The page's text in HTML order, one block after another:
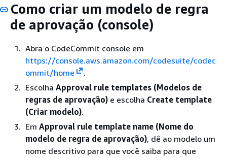
Como criar um modelo de regra
de aprovação (console)
Abra o CodeCommit console em
https://console.aws.amazon.com/codesuite/codec
ommit/home
.
Escolha Approval rule templates (Modelos de
regras de aprovação) e escolha Create template
(Criar modelo).
Em Approval rule template name (Nome do
modelo de regra de aprovação), dê ao modelo um
nome descritivo para que você saiba para que